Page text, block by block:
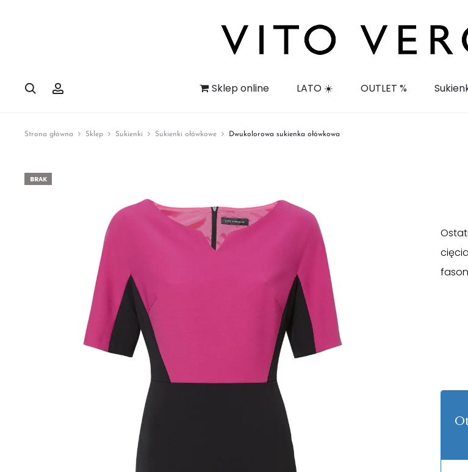
Szukaj Sklep online LATO ☀️ OUTLET %
Strona główna Sklep Sukienki Sukienki ołówkowe Dwukolorowa sukienka ołówkowa
BRAK